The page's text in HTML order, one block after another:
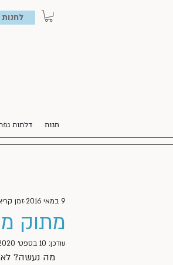
לחנות
חנות דלתות
מתוק
9 במאי 2016 זמן קריאה 3
עודכן: 10 בספט׳ 2020
מה נעשה?